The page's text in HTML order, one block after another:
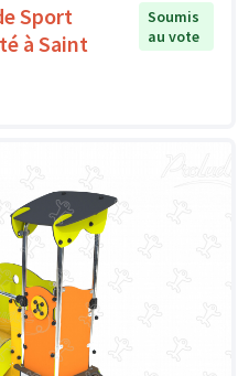
Sport
à Saint
Soumis
au vote